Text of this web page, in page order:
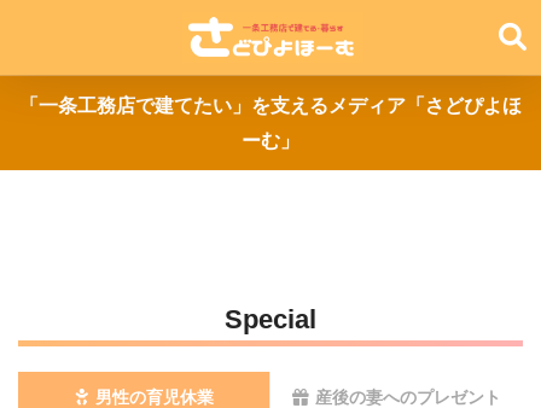
「一条工務店で建てたい」を支えるメディア「さどぴよほ
ーむ」
Special
男性の育児休業 産後の妻へのプレゼント